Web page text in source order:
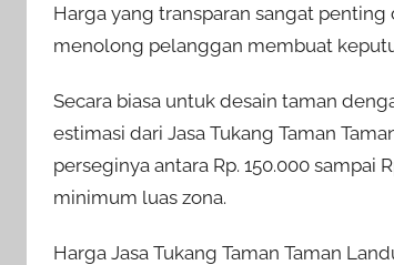
Harga yang transparan sangat
menolong pelanggan membuat
Secara biasa untuk desain taman
estimasi dari Jasa Tukang Taman
perseginya antara Rp. 150.000 sampai
minimum luas zona.
Harga Jasa Tukang Taman Taman